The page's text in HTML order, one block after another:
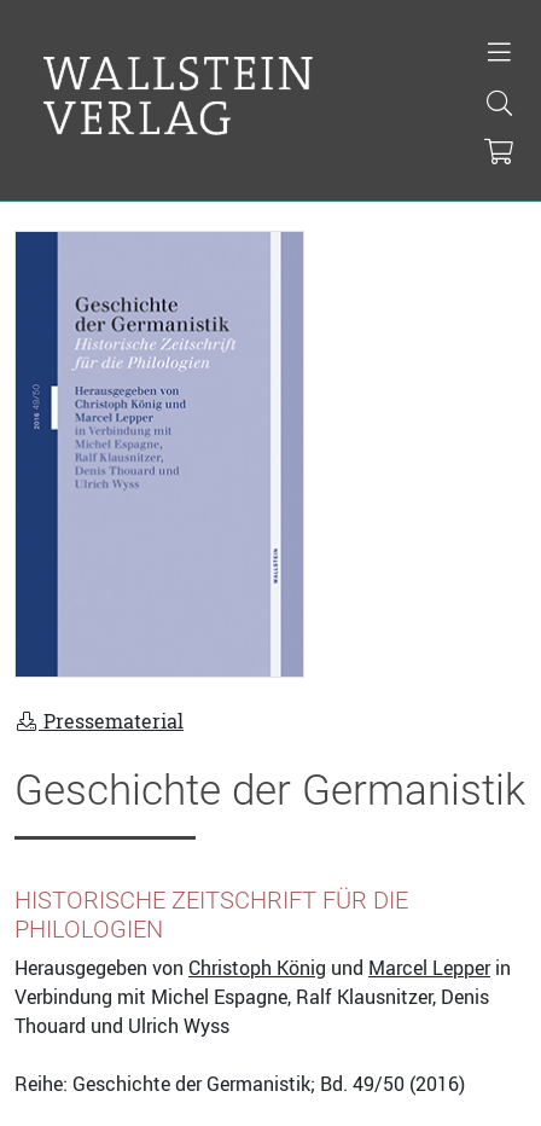
Pressematerial
Geschichte der Germanistik
HISTORISCHE ZEITSCHRIFT FÜR DIE
PHILOLOGIEN
Herausgegeben von Christoph König und Marcel Lepperin
Verbindung mit Michel Espagne, Ralf Klausnitzer, Denis
Thouard und Ulrich Wyss
Reihe: Geschichte der Germanistik; Bd. 49/50 (2016)